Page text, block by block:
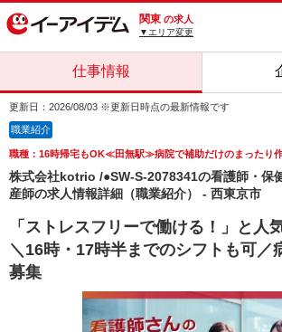
関東 の求人
▼エリア変更
仕事情報
更新日：2026/08/03 ※更新日時点の最新情報です
職業紹介
職種：16時帰宅もOK≪田無駅≫病院で補助だけのまったり
株式会社kotrio /●SW-S-2078341の看護師・保
産師の求人情報詳細（職業紹介） - 西東京市
「ストレスフリーで働ける！」と人
＼16時・17時半までのシフトも可／
募集